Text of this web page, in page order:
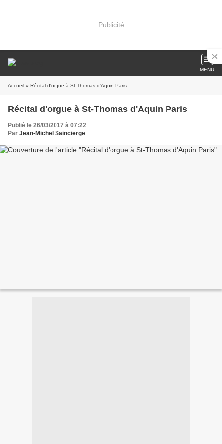
Publicité
MENU
Accueil » Récital d'orgue à St-Thomas d'Aquin Paris
Récital d'orgue à St-Thomas d'Aquin Paris
Publié le 26/03/2017 à 07:22
Par Jean-Michel Saincierge